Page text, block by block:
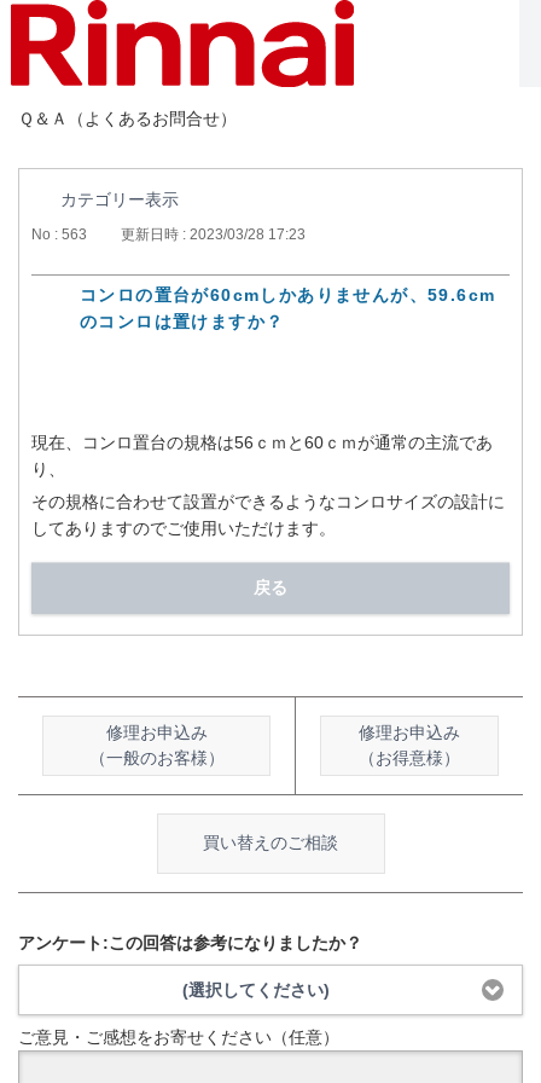
Ｑ＆Ａ（よくあるお問合せ）
カテゴリー表示
No : 563 更新日時 : 2023/03/28 17:23
コンロの置台が60cmしかありませんが、59.6cm
のコンロは置けますか？
現在、コンロ置台の規格は56ｃｍと60ｃｍが通常の主流であ
り、
その規格に合わせて設置ができるようなコンロサイズの設計に
してありますのでご使用いただけます。
戻る
修理お申込み
（一般のお客様）
修理お申込み
（お得意様）
買い替えのご相談
アンケート:この回答は参考になりましたか？
(選択してください)
ご意見・ご感想をお寄せください（任意）